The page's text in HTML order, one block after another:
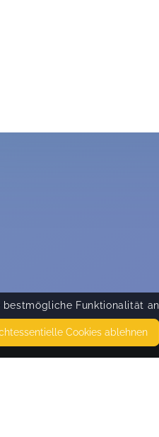
Funktionalität
Cookies ablehnen